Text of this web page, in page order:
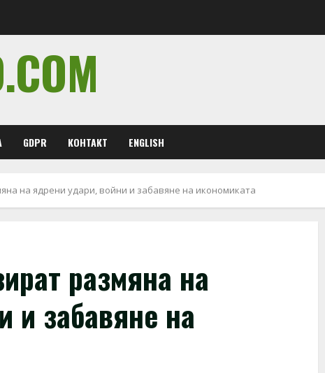
GDPR КОНТАКТ ENGLISH
на ядрени удари, войни и забавяне на икономиката
размяна на
и забавяне на